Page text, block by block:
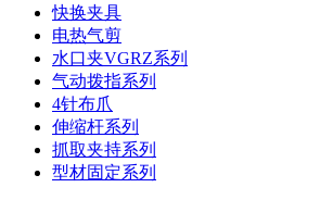
快换夹具
电热气剪
水口夹VGRZ系列
气动拨指系列
4针布爪
伸缩杆系列
抓取夹持系列
型材固定系列